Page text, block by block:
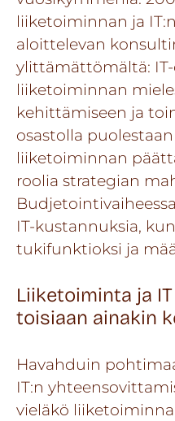
liiketoiminnan ja
aloittelevan
ylittämättömältä:
liiketoiminnan
kehittämiseen ja
osastolla
liiketoiminnan
roolia strategian
IT-kustannuksia,
tukifunktioksi ja
Liiketoiminta ja
toisiaan ainakin
Havahduin
IT:n
vieläkö